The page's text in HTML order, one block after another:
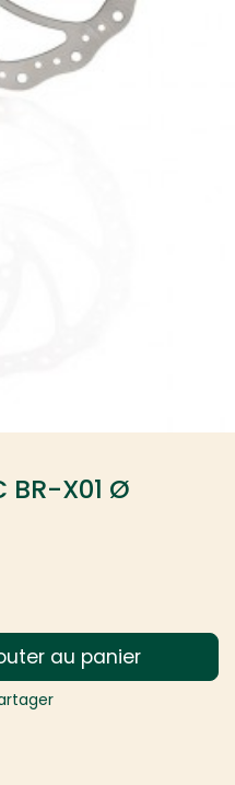
BR-X01 Ø
au panier